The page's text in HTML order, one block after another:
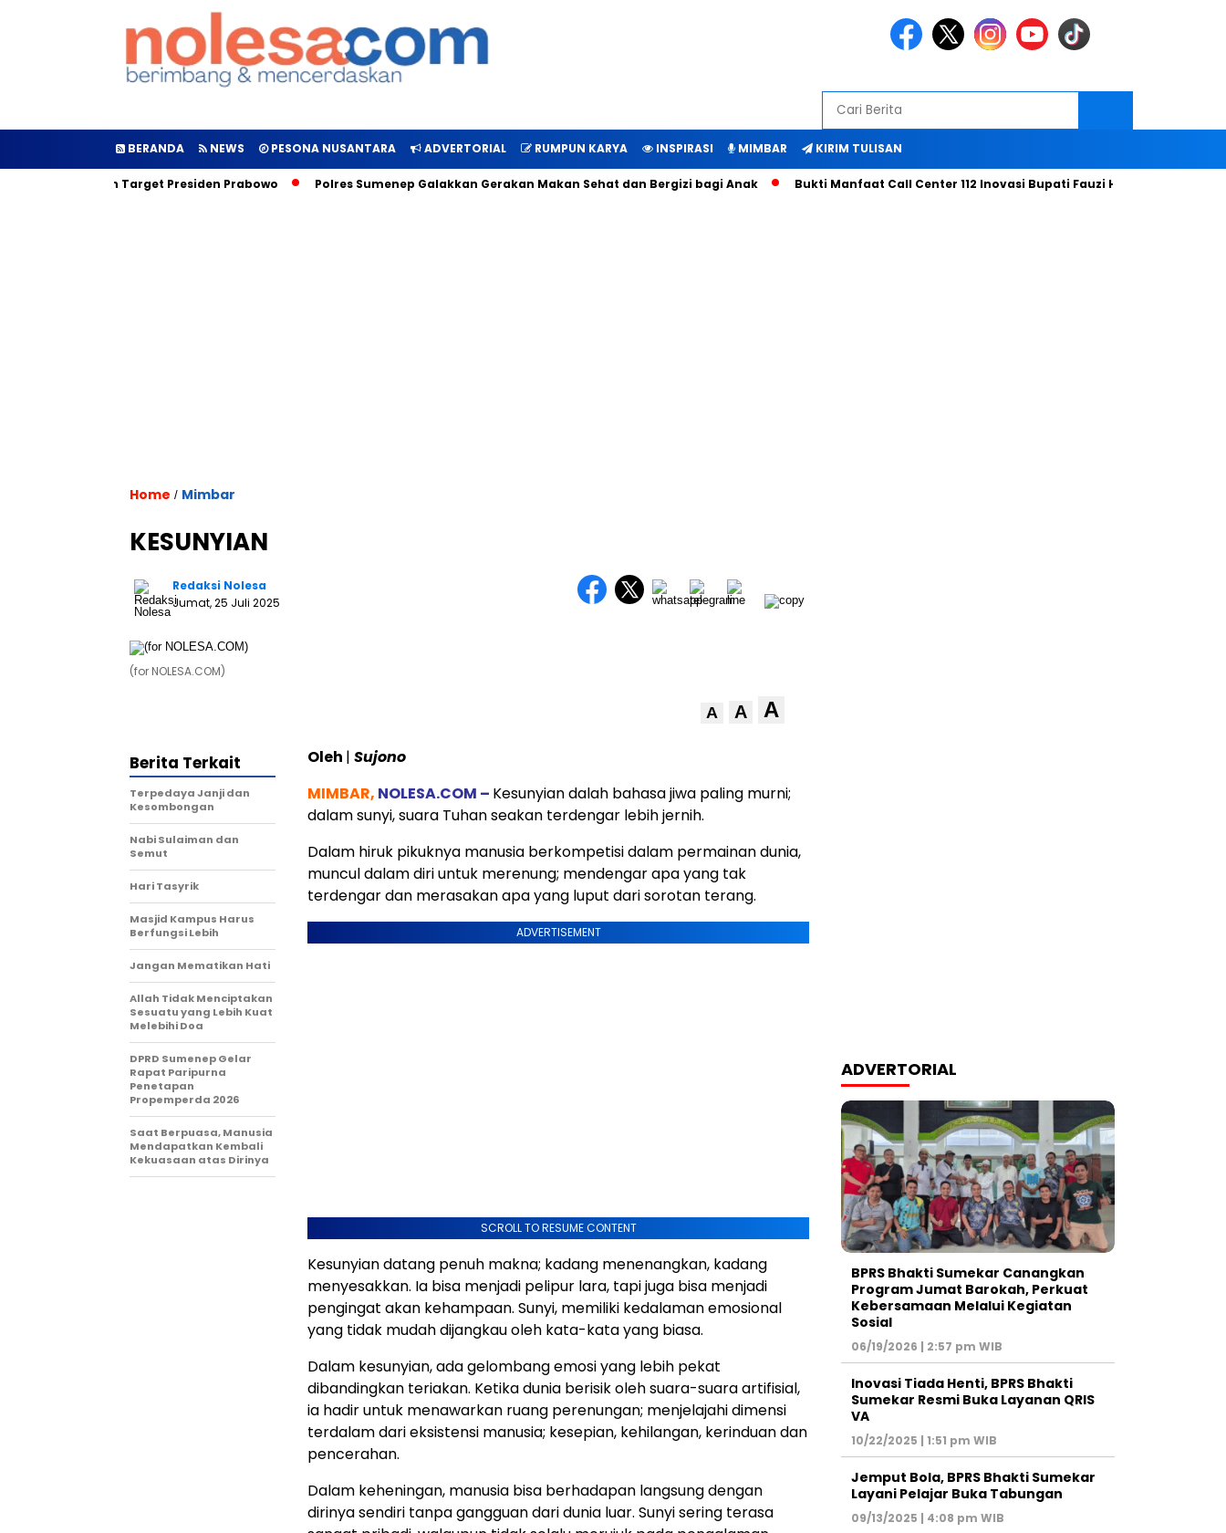
BERANDA NEWS PESONA NUSANTARA ADVERTORIAL RUMPUN KARYA INSPIRASI MIMBAR KIRIM TULISAN
Inilah Target Presiden Prabowo Polres Sumenep Galakkan Gerakan Makan Sehat dan Bergizi bagi Anak Bukti Manfaat Call Center 112 Inovasi Bupati Fauzi Hari ini
Home / Mimbar
KESUNYIAN
Redaksi Nolesa
Jumat, 25 Juli 2025
(for NOLESA.COM)
A A A
Oleh | Sujono
MIMBAR, NOLESA.COM – Kesunyian dalah bahasa jiwa paling murni;
dalam sunyi, suara Tuhan seakan terdengar lebih jernih.
Dalam hiruk pikuknya manusia berkompetisi dalam permainan dunia,
muncul dalam diri untuk merenung; mendengar apa yang tak
terdengar dan merasakan apa yang luput dari sorotan terang.
ADVERTISEMENT
SCROLL TO RESUME CONTENT
Kesunyian datang penuh makna; kadang menenangkan, kadang
menyesakkan. Ia bisa menjadi pelipur lara, tapi juga bisa menjadi
pengingat akan kehampaan. Sunyi, memiliki kedalaman emosional
yang tidak mudah dijangkau oleh kata-kata yang biasa.
Dalam kesunyian, ada gelombang emosi yang lebih pekat
dibandingkan teriakan. Ketika dunia berisik oleh suara-suara artifisial,
ia hadir untuk menawarkan ruang perenungan; menjelajahi dimensi
terdalam dari eksistensi manusia; kesepian, kehilangan, kerinduan dan
pencerahan.
Dalam keheningan, manusia bisa berhadapan langsung dengan
dirinya sendiri tanpa gangguan dari dunia luar. Sunyi sering terasa
Berita Terkait
Terpedaya Janji dan
Kesombongan
Nabi Sulaiman dan
Semut
Hari Tasyrik
Masjid Kampus Harus
Berfungsi Lebih
Jangan Mematikan Hati
Allah Tidak Menciptakan
Sesuatu yang Lebih Kuat
Melebihi Doa
DPRD Sumenep Gelar
Rapat Paripurna
Penetapan
Propemperda 2026
Saat Berpuasa, Manusia
Mendapatkan Kembali
Kekuasaan atas Dirinya
ADVERTORIAL
BPRS Bhakti Sumekar Canangkan
Program Jumat Barokah, Perkuat
Kebersamaan Melalui Kegiatan
Sosial
06/19/2026 | 2:57 pm WIB
Inovasi Tiada Henti, BPRS Bhakti
Sumekar Resmi Buka Layanan QRIS
VA
10/22/2025 | 1:51 pm WIB
Jemput Bola, BPRS Bhakti Sumekar
Layani Pelajar Buka Tabungan
09/13/2025 | 4:08 pm WIB